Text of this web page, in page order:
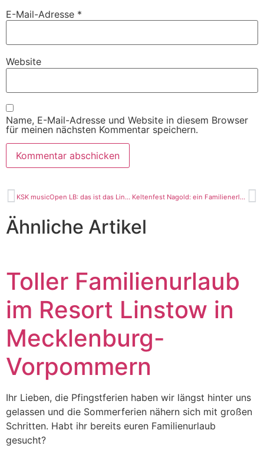
E-Mail-Adresse *
Website
Name, E-Mail-Adresse und Website in diesem Browser
für meinen nächsten Kommentar speichern.
KSK musicOpen LB: das ist das Line Up 2025 Keltenfest Nagold: ein Familienerlebnis
Ähnliche Artikel
Toller Familienurlaub
im Resort Linstow in
Mecklenburg-
Vorpommern
Ihr Lieben, die Pfingstferien haben wir längst hinter uns
gelassen und die Sommerferien nähern sich mit großen
Schritten. Habt ihr bereits euren Familienurlaub
gesucht?